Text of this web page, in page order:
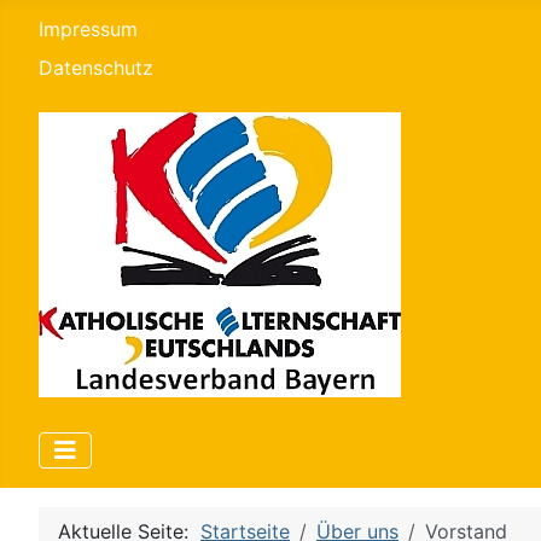
Impressum
Datenschutz
Aktuelle Seite: Startseite Über uns Vorstand